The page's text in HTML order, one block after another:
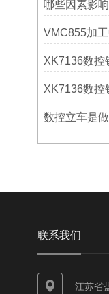
数控立车是
联系我们
江苏省